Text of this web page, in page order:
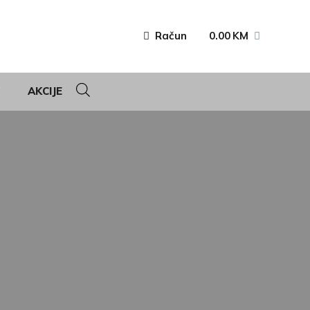
Račun 0.00 KM
AKCIJE